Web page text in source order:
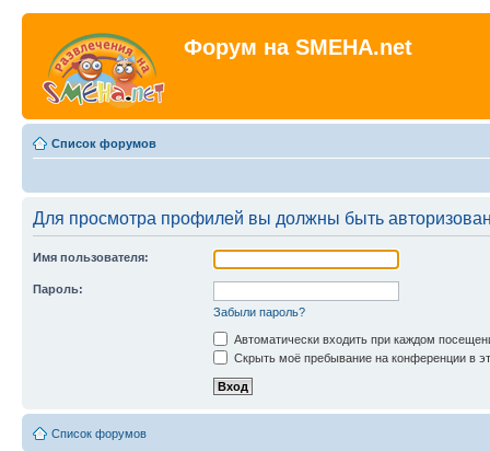
Форум на SMEHA.net
Список форумов
Для просмотра профилей вы должны быть
Имя пользователя:
Пароль:
Забыли пароль?
Автоматически входить при каждом
Скрыть моё пребывание на конференции в
Список форумов